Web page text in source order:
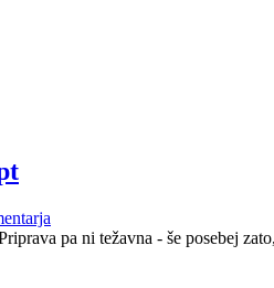
pa ni težavna - še posebej